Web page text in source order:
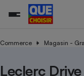
Commerce Magasin -
Leclerc